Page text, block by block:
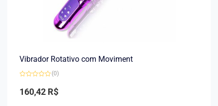
Vibrador Rotativo com Moviment
0
de
(0)
160,42 R$